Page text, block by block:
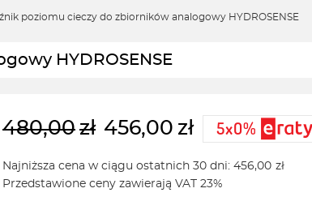
poziomu cieczy do zbiorników analogowy HYDROSENSE
HYDROSENSE
480,00 zł
Pierwotna
wynosiła:
480,00zł.
456,00 zł
Aktualna
wynosi:
456,00zł.
Najniższa cena w ciągu ostatnich 30 dni: 456,00 zł
Przedstawione ceny zawierają VAT 23%